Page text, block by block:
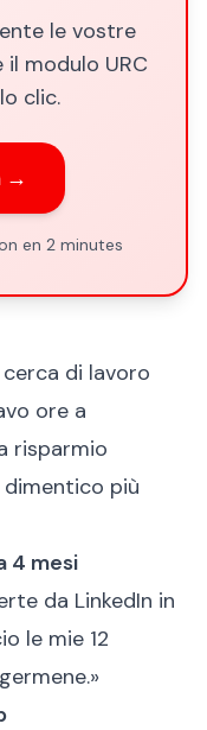
le vostre
modulo URC
clic.
→
en 2 minutes
di lavoro
ore a
risparmio
più
4 mesi
da LinkedIn in
le mie 12